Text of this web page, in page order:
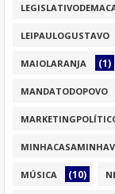
LEIPAULOGUSTAVO
MAIOLARANJA (1)
MANDATODOPOVO
MÚSICA (10)